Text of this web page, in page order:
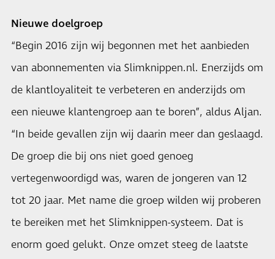
Nieuwe doelgroep
“Begin 2016 zijn wij begonnen met het aanbieden
van abonnementen via Slimknippen.nl. Enerzijds om
de klantloyaliteit te verbeteren en anderzijds om
een nieuwe klantengroep aan te boren”, aldus Aljan.
“In beide gevallen zijn wij daarin meer dan geslaagd.
De groep die bij ons niet goed genoeg
vertegenwoordigd was, waren de jongeren van 12
tot 20 jaar. Met name die groep wilden wij proberen
te bereiken met het Slimknippen-systeem. Dat is
enorm goed gelukt. Onze omzet steeg de laatste